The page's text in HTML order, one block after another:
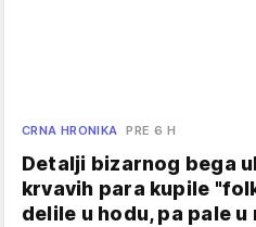
CRNA HRONIKA PRE 6 H
Detalji bizarnog bega
krvavih para kupile
delile u hodu, pa pale u